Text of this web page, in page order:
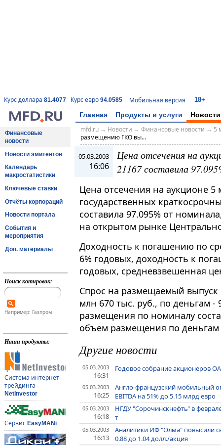
Курс доллара 81.4077 Курс евро 94.0585 Мобильная версия 18+
Главная Продукты и услуги Новости
Финансовые
новости
Новости эмитентов
Календарь
макростатистики
Ключевые ставки
Отчёты корпораций
Новости портала
События и
мероприятия
Доп. материалы
Поиск котировок:
Например: Газпром
Наши продукты:
Система интернет-
трейдинга
NetInvestor
Сервис EasyMANi
mfd.ru→ Новости → Финансовые новости → 5
размещению ГКО вы...
05.03.2003
16:06
Цена отсечения на
21167 составила
Цена отсечения на аукционе
государственных
составила 97.095% от
на открытом рынке
Доходность к погашению по
6% годовых, доходность к
годовых, средневзвешенная
Спрос на размещаемый выпуск
млн 670 тыс. руб., по деньгам
размещения по номиналу
объем размещения по деньгам
Другие новости
05.03.2003
16:31
Годовое собрание акционеров
05.03.2003
16:25
Англо-французский мобильный
EBITDA на 51% до 5.15 млрд евро
05.03.2003
16:18
НГДУ "Сорочинскнефть" в
т
05.03.2003
16:13
Аналитики ИФ "Олма" повысили
0.88 до 1.04 долл./акция